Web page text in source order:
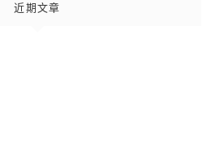
近期文章